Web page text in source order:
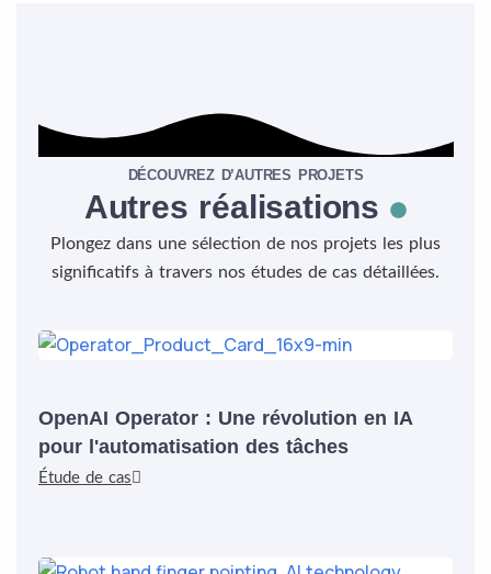
DÉCOUVREZ D’AUTRES PROJETS
Autres réalisations
Plongez dans une sélection de nos projets les plus
significatifs à travers nos études de cas détaillées.
OpenAI Operator : Une révolution en IA
pour l'automatisation des tâches
Étude de cas